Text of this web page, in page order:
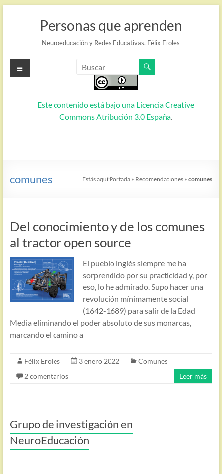
Personas que aprenden
Neuroeducación y Redes Educativas. Félix Eroles
Este contenido está bajo una Licencia Creative
Commons Atribución 3.0 España.
Menú
comunes Estás aquí:Portada » Recomendaciones »comunes
Del conocimiento y de los comunes
al tractor open source
El pueblo inglés siempre me ha
sorprendido por su practicidad y, por
eso, lo he admirado. Supo hacer una
revolución mínimamente social
(1642-1689) para salir de la Edad
Media eliminando el poder absoluto de sus monarcas,
marcando el camino a
Félix Eroles 3 enero 2022
Comunes
2 comentarios
Leer más
Grupo de investigación en
NeuroEducación